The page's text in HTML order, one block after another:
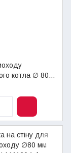
котла ∅ 80